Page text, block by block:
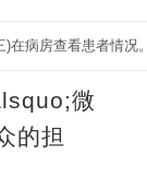
在病房查看患者情况
微
的担